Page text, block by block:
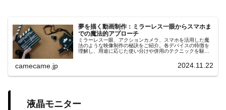
夢を描く動画制作：ミラーレス一眼からスマホま
での魔法的アプローチ
ミラーレス一眼、アクションカメラ、スマホを活用した魔
法のような映像制作の秘訣をご紹介。各デバイスの特徴を
理解し、用途に応じた使い分けや併用のテクニックを駆使
camecame.jp 2024.11.22
液晶モニター